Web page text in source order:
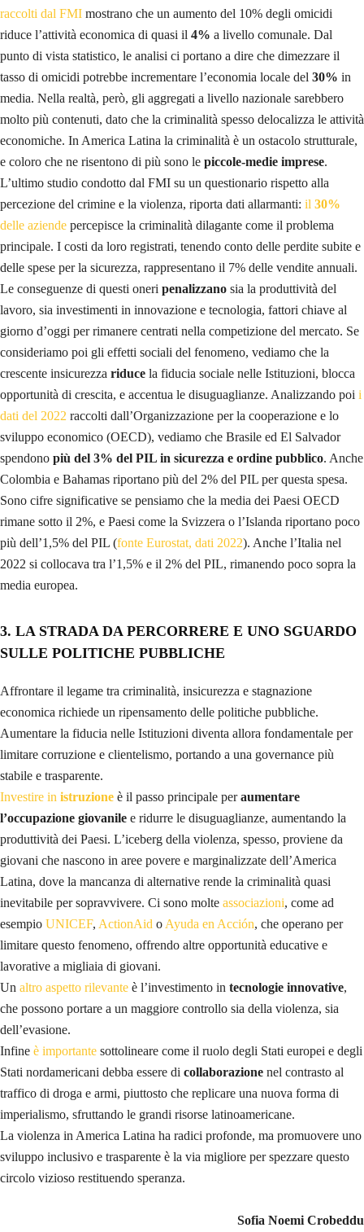
raccolti dal FMI mostrano che un aumento del 10% degli omicidi
riduce l’attività economica di quasi il 4% a livello comunale. Dal
punto di vista statistico, le analisi ci portano a dire che dimezzare il
tasso di omicidi potrebbe incrementare l’economia locale del 30% in
media. Nella realtà, però, gli aggregati a livello nazionale sarebbero
molto più contenuti, dato che la criminalità spesso delocalizza le attività
economiche. In America Latina la criminalità è un ostacolo strutturale,
e coloro che ne risentono di più sono le piccole-medie imprese.
L’ultimo studio condotto dal FMI su un questionario rispetto alla
percezione del crimine e la violenza, riporta dati allarmanti: il 30%
delle aziende percepisce la criminalità dilagante come il problema
principale. I costi da loro registrati, tenendo conto delle perdite subite e
delle spese per la sicurezza, rappresentano il 7% delle vendite annuali.
Le conseguenze di questi oneri penalizzano sia la produttività del
lavoro, sia investimenti in innovazione e tecnologia, fattori chiave al
giorno d’oggi per rimanere centrati nella competizione del mercato. Se
consideriamo poi gli effetti sociali del fenomeno, vediamo che la
crescente insicurezza riduce la fiducia sociale nelle Istituzioni, blocca
opportunità di crescita, e accentua le disuguaglianze. Analizzando poi i
dati del 2022 raccolti dall’Organizzazione per la cooperazione e lo
sviluppo economico (OECD), vediamo che Brasile ed El Salvador
spendono più del 3% del PIL in sicurezza e ordine pubblico. Anche
Colombia e Bahamas riportano più del 2% del PIL per questa spesa.
Sono cifre significative se pensiamo che la media dei Paesi OECD
rimane sotto il 2%, e Paesi come la Svizzera o l’Islanda riportano poco
più dell’1,5% del PIL (fonte Eurostat, dati 2022). Anche l’Italia nel
2022 si collocava tra l’1,5% e il 2% del PIL, rimanendo poco sopra la
media europea.
3. LA STRADA DA PERCORRERE E UNO SGUARDO
SULLE POLITICHE PUBBLICHE
Affrontare il legame tra criminalità, insicurezza e stagnazione
economica richiede un ripensamento delle politiche pubbliche.
Aumentare la fiducia nelle Istituzioni diventa allora fondamentale per
limitare corruzione e clientelismo, portando a una governance più
stabile e trasparente.
Investire in istruzione è il passo principale peraumentare
l’occupazione giovanile e ridurre le disuguaglianze, aumentando la
produttività dei Paesi. L’iceberg della violenza, spesso, proviene da
giovani che nascono in aree povere e marginalizzate dell’America
Latina, dove la mancanza di alternative rende la criminalità quasi
inevitabile per sopravvivere. Ci sono molte associazioni, come ad
esempio UNICEF, ActionAid o Ayuda en Acción, che operano per
limitare questo fenomeno, offrendo altre opportunità educative e
lavorative a migliaia di giovani.
Un altro aspetto rilevante è l’investimento in tecnologie innovative,
che possono portare a un maggiore controllo sia della violenza, sia
dell’evasione.
Infine è importante sottolineare come il ruolo degli Stati europei e degli
Stati nordamericani debba essere di collaborazione nel contrasto al
traffico di droga e armi, piuttosto che replicare una nuova forma di
imperialismo, sfruttando le grandi risorse latinoamericane.
La violenza in America Latina ha radici profonde, ma promuovere uno
sviluppo inclusivo e trasparente è la via migliore per spezzare questo
circolo vizioso restituendo speranza.
Sofia Noemi Crobeddu